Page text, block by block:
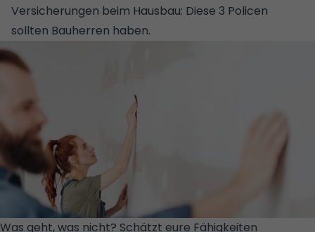
Versicherungen beim Hausbau: Diese 3 Policen
sollten Bauherren haben.
Was geht, was nicht? Schätzt eure Fähigkeiten